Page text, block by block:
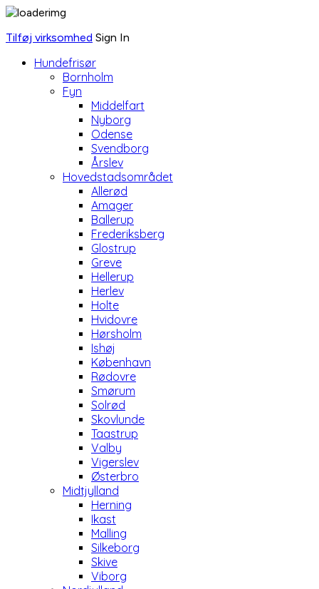
Tilføj virksomhed Sign In
Hundefrisør
Bornholm
Fyn
Middelfart
Nyborg
Odense
Svendborg
Årslev
Hovedstadsområdet
Allerød
Amager
Ballerup
Frederiksberg
Glostrup
Greve
Hellerup
Herlev
Holte
Hvidovre
Hørsholm
Ishøj
København
Rødovre
Smørum
Solrød
Skovlunde
Taastrup
Valby
Vigerslev
Østerbro
Midtjylland
Herning
Ikast
Malling
Silkeborg
Skive
Viborg